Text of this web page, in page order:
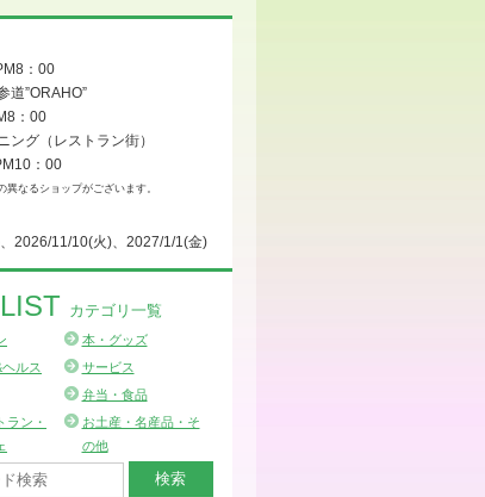
：00
道”ORAHO”
：00
ング（レストラン街）
：00
なるショップがございます。
2026/11/10(火)、2027/1/1(金)
カテゴリ一覧
本・グッズ
ルス
サービス
弁当・食品
ラン・
お土産・名産品・そ
の他